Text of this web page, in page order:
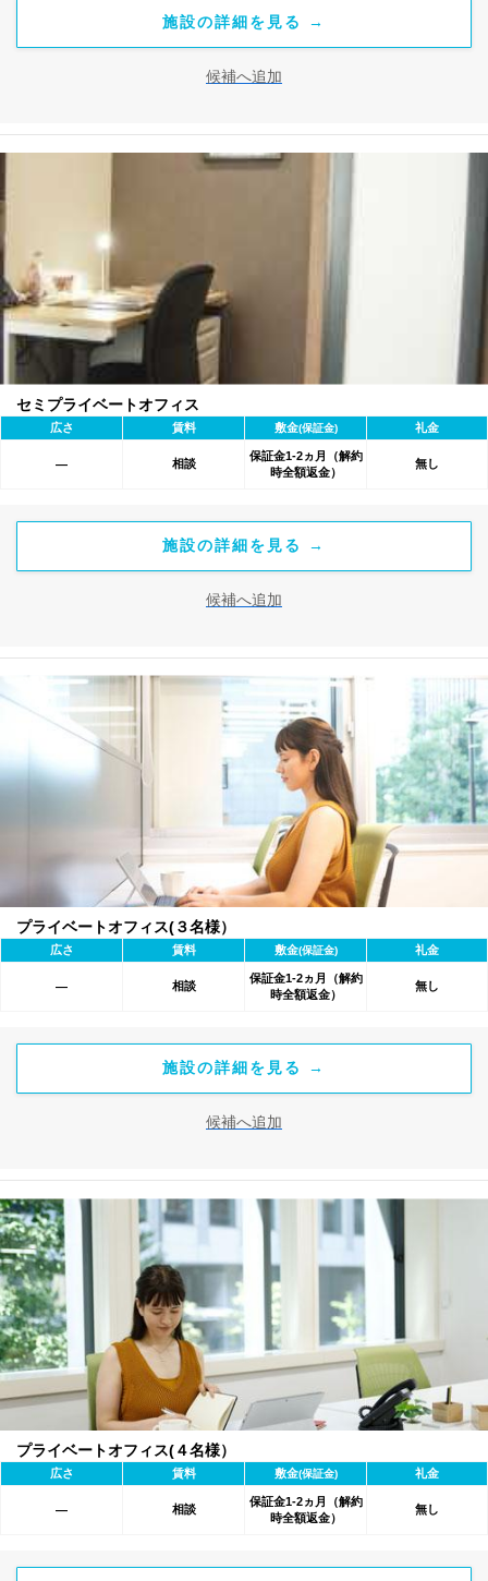
施設の詳細を見る →
候補へ追加
セミプライベートオフィス
広さ 賃料 敷金(保証金) 礼金
― 相談
保証金1-2ヵ月（解約
時全額返金）
無し
施設の詳細を見る →
候補へ追加
プライベートオフィス(３名様）
広さ 賃料 敷金(保証金) 礼金
― 相談
保証金1-2ヵ月（解約
時全額返金）
無し
施設の詳細を見る →
候補へ追加
プライベートオフィス(４名様）
広さ 賃料 敷金(保証金) 礼金
― 相談
保証金1-2ヵ月（解約
時全額返金）
無し